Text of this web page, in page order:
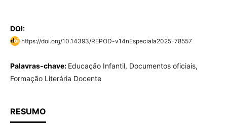
DOI:
https://doi.org/10.14393/REPOD-v14nEspeciala2025-78557
Palavras-chave: Educação Infantil, Documentos oficiais,
Formação Literária Docente
RESUMO